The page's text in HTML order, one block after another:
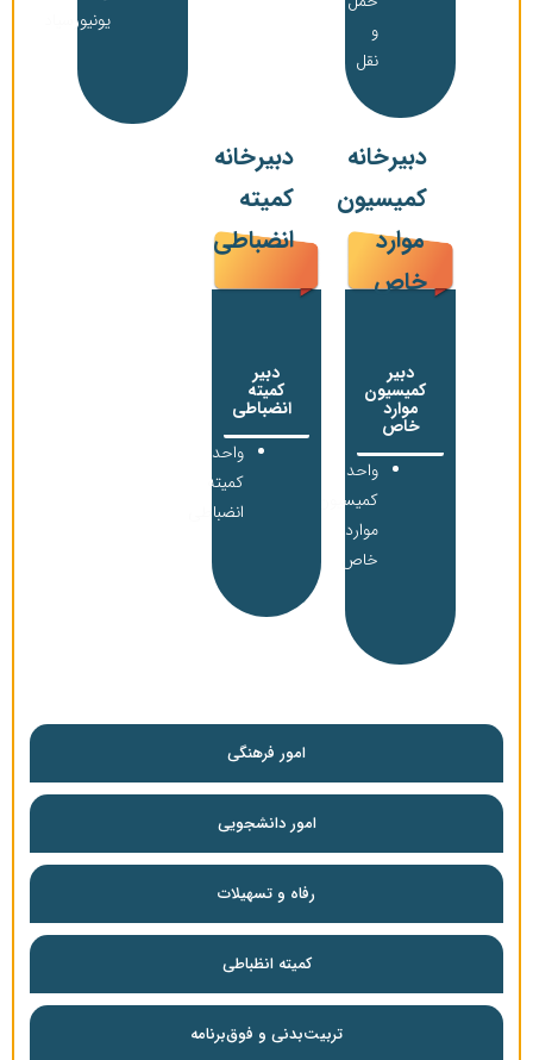
امور فرهنگی
امور دانشجویی
رفاه‌ و تسهیلات
کمیته انظباطی
تربیت‌بدنی و فوق‌برنامه
و
نقل
یونیورسیاد
دبیرخانه
کمیسیون
موارد
خاص
دبیر
کمیسیون
موارد
خاص
واحد
کمیسیون
موارد
خاص
دبیرخانه
کمیته
انضباطی
دبیر
کمیته
انضباطی
واحد
کمیته
انضباطی